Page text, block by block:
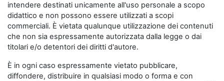
intendere destinati unicamente all'uso personale a scopo
didattico e non possono essere utilizzati a scopi
commerciali. È vietata qualunque utilizzazione dei contenuti
che non sia espressamente autorizzata dalla legge o dai
titolari e/o detentori dei diritti d'autore.
È in ogni caso espressamente vietato pubblicare,
diffondere, distribuire in qualsiasi modo o forma e con